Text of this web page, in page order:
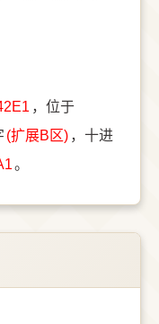
，位于
(扩展B区) ，十进
。